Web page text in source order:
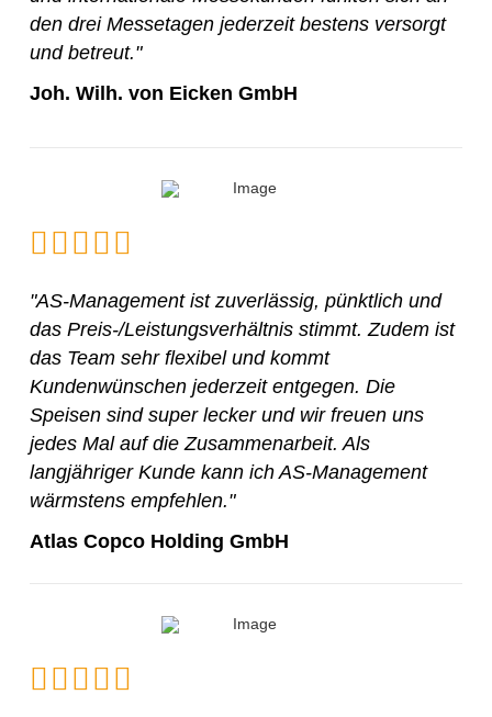
den drei Messetagen jederzeit bestens versorgt
und betreut."
Joh. Wilh. von Eicken GmbH
"AS-Management ist zuverlässig, pünktlich und
das Preis-/Leistungsverhältnis stimmt. Zudem ist
das Team sehr flexibel und kommt
Kundenwünschen jederzeit entgegen. Die
Speisen sind super lecker und wir freuen uns
jedes Mal auf die Zusammenarbeit. Als
langjähriger Kunde kann ich AS-Management
wärmstens empfehlen."
Atlas Copco Holding GmbH